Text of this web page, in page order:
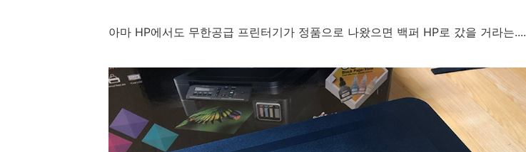
아마 HP에서도 무한공급 프린터기가 정품으로 나왔으면 백퍼 HP로 갔을 거라는....